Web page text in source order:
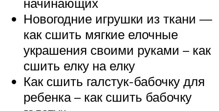
Новогодние игрушки из ткани —
как сшить мягкие елочные
украшения своими руками – как
сшить елку на елку
Как сшить галстук-бабочку для
ребенка – как сшить бабочку